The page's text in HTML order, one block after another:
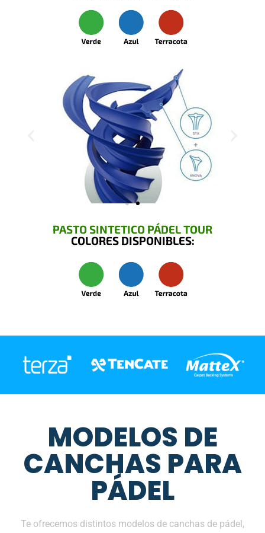
PASTO SINTETICO PÁDEL TOUR
COLORES DISPONIBLES:
MODELOS DE
CANCHAS PARA
PÁDEL
Te ofrecemos distintos modelos de canchas de pádel,